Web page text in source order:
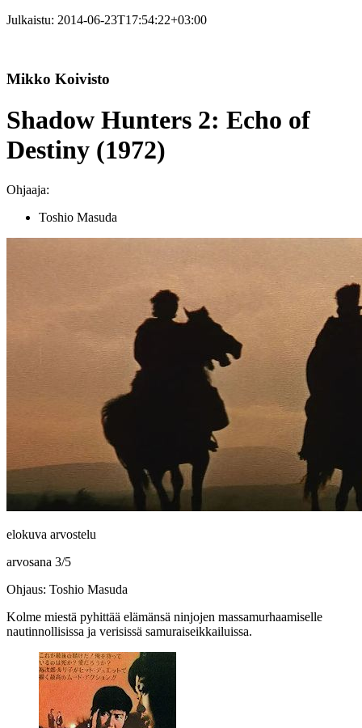
Julkaistu: 2014-06-23T17:54:22+03:00
Mikko Koivisto
Shadow Hunters 2: Echo of
Destiny (1972)
Ohjaaja:
Toshio Masuda
elokuva arvostelu
arvosana 3/5
Ohjaus: Toshio Masuda
Kolme miestä pyhittää elämänsä ninjojen massamurhaamiselle
nautinnollisissa ja verisissä samuraiseikkailuissa.